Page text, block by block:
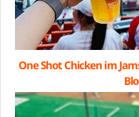
One Shot Chicken im